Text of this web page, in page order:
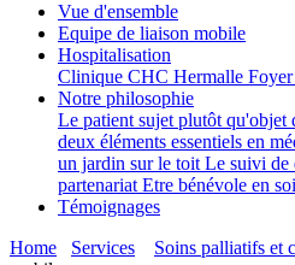
Vue d'ensemble
Equipe de liaison mobile
Hospitalisation
Clinique CHC Hermalle
Notre philosophie
Le patient sujet plutôt qu'objet
deux éléments essentiels en
un jardin sur le toitLe suivi de
partenariatEtre bénévole en
Témoignages
Home
Services Soins palliatifs et